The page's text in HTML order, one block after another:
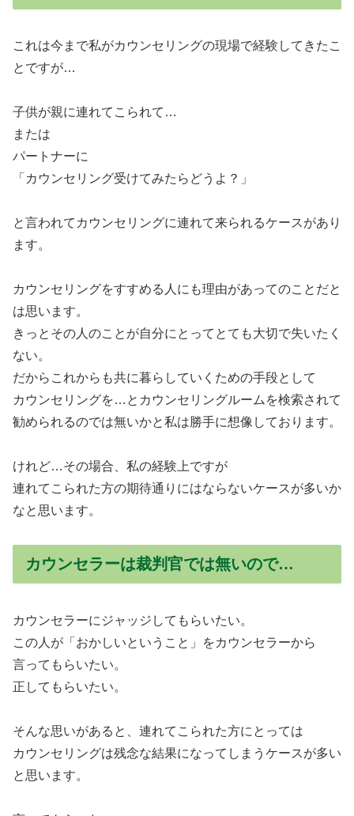
これは今まで私がカウンセリングの現場で経験してきたこ
とですが…
子供が親に連れてこられて…
または
パートナーに
「カウンセリング受けてみたらどうよ？」
と言われてカウンセリングに連れて来られるケースがあり
ます。
カウンセリングをすすめる人にも理由があってのことだと
は思います。
きっとその人のことが自分にとってとても大切で失いたく
ない。
だからこれからも共に暮らしていくための手段として
カウンセリングを…とカウンセリングルームを検索されて
勧められるのでは無いかと私は勝手に想像しております。
けれど…その場合、私の経験上ですが
連れてこられた方の期待通りにはならないケースが多いか
なと思います。
カウンセラーは裁判官では無いので…
カウンセラーにジャッジしてもらいたい。
この人が「おかしいということ」をカウンセラーから
言ってもらいたい。
正してもらいたい。
そんな思いがあると、連れてこられた方にとっては
カウンセリングは残念な結果になってしまうケースが多い
と思います。